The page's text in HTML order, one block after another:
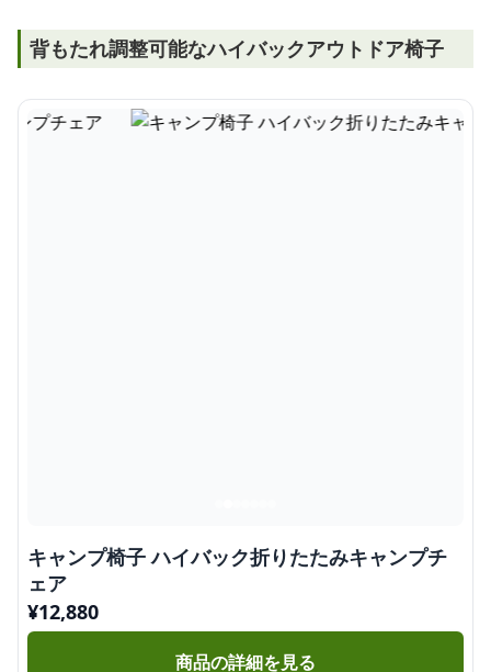
背もたれ調整可能なハイバックアウトドア椅子
キャンプ椅子 ハイバック折りたたみキャンプチ
ェア
¥12,880
商品の詳細を見る